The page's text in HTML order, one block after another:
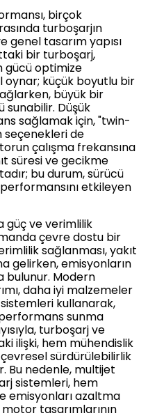
birçok
turboşarjın
genel tasarım yapısı
bir turboşarj,
gücü optimize
oynar; küçük boyutlu bir
büyük bir
sunabilir. Düşük
sağlamak için, "twin-
seçenekleri de
çalışma frekansına
süresi ve gecikme
bu durum, sürücü
etkileyen
güç ve verimlilik
çevre dostu bir
sağlanması, yakıt
gelirken, emisyonların
bulunur. Modern
daha iyi malzemeler
kullanarak,
performans sunma
turboşarj ve
ilişki, hem mühendislik
sürdürülebilirlik
Bu nedenle, multijet
sistemleri, hem
emisyonları azaltma
tasarımlarının